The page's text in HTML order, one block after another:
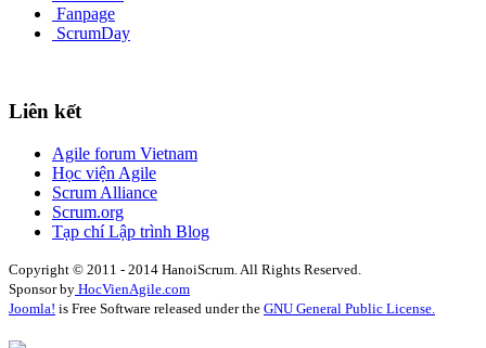
Fanpage
ScrumDay
Liên kết
Agile forum Vietnam
Học viện Agile
Scrum Alliance
Scrum.org
Tạp chí Lập trình Blog
Copyright © 2011 - 2014 HanoiScrum. All Rights Reserved.
Sponsor by HocVienAgile.com
Joomla! is Free Software released under the GNU General Public License.